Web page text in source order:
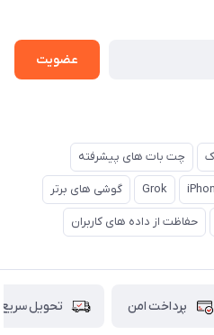
عضویت
چت بات های پیشرفته
Grok گوشی های برتر
حفاظت از داده های کاربران
پرداخت امن تحویل سریع